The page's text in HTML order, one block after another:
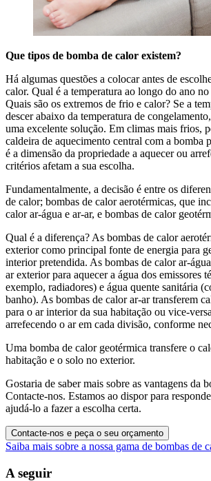
Que tipos de bomba de calor existem?
Há algumas questões a colocar antes de
calor. Qual é a temperatura ao longo do ano
Quais são os extremos de frio e calor? Se a
descer abaixo da temperatura de
uma excelente solução. Em climas mais frios,
caldeira de aquecimento central com a bomba
é a dimensão da propriedade a aquecer ou
critérios afetam a sua escolha.
Fundamentalmente, a decisão é entre os
de calor; bombas de calor aerotérmicas, que
calor ar-água e ar-ar, e bombas de calor
Qual é a diferença? As bombas de calor
exterior como principal fonte de energia para
interior pretendida. As bombas de calor ar-
ar exterior para aquecer a água dos emissores
exemplo, radiadores) e água quente sanitária
banho). As bombas de calor ar-ar transferem
para o ar interior da sua habitação ou vice-
arrefecendo o ar em cada divisão, conforme
Uma bomba de calor geotérmica transfere o
habitação e o solo no exterior.
Gostaria de saber mais sobre as vantagens da
Contacte-nos. Estamos ao dispor para
ajudá-lo a fazer a escolha certa.
Contacte-nos e peça o seu orçamento
Saiba mais sobre a nossa gama de bombas de
A seguir